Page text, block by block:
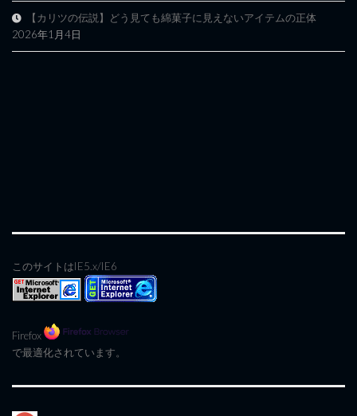
【カリツの伝説】どう見ても綿菓子に見えないアイテムの正体
2026年1月4日
このサイトはIE5.x/IE6
Firefox
で最適化されています。